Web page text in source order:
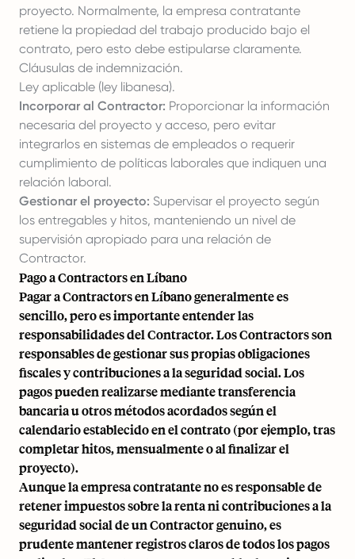
proyecto. Normalmente, la empresa contratante
retiene la propiedad del trabajo producido bajo el
contrato, pero esto debe estipularse claramente.
Cláusulas de indemnización.
Ley aplicable (ley libanesa).
Incorporar al Contractor: Proporcionar la información
necesaria del proyecto y acceso, pero evitar
integrarlos en sistemas de empleados o requerir
cumplimiento de políticas laborales que indiquen una
relación laboral.
Gestionar el proyecto: Supervisar el proyecto según
los entregables y hitos, manteniendo un nivel de
supervisión apropiado para una relación de
Contractor.
Pago a Contractors en Líbano
Pagar a Contractors en Líbano generalmente es
sencillo, pero es importante entender las
responsabilidades del Contractor. Los Contractors son
responsables de gestionar sus propias obligaciones
fiscales y contribuciones a la seguridad social. Los
pagos pueden realizarse mediante transferencia
bancaria u otros métodos acordados según el
calendario establecido en el contrato (por ejemplo, tras
completar hitos, mensualmente o al finalizar el
proyecto).
Aunque la empresa contratante no es responsable de
retener impuestos sobre la renta ni contribuciones a la
seguridad social de un Contractor genuino, es
prudente mantener registros claros de todos los pagos